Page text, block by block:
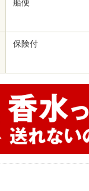
船便
保険付